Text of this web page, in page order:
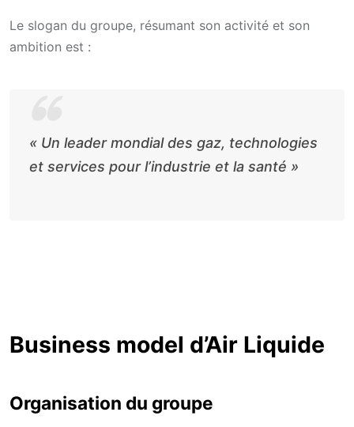
Le slogan du groupe, résumant son activité et son
ambition est :
« Un leader mondial des gaz, technologies
et services pour l’industrie et la santé »
Business model d’Air Liquide
Organisation du groupe